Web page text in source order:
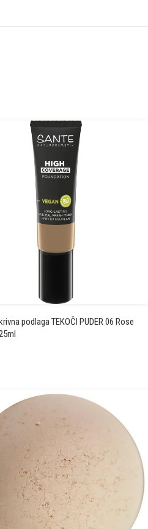
podlaga TEKOČI PUDER 06 Rose